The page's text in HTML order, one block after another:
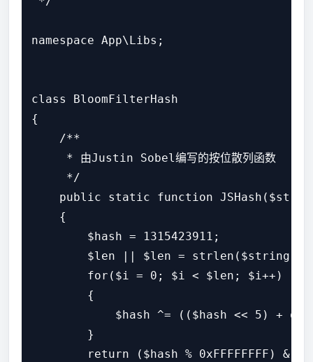
namespace App\Libs;
class BloomFilterHash
{
    /**
     * 由Justin Sobel编写的按位散列函数
     */
public static function
    {
        $hash = 1315423911;
        $len || $len = strlen($string);
        for($i = 0; $i < $len; $i++)
        {
$hash ^= (($hash << 5) +
        }
return ($hash % 0xFFFFFFFF) &